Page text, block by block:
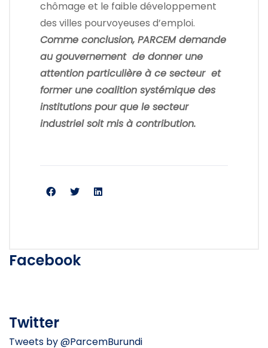
chômage et le faible développement
des villes pourvoyeuses d’emploi.
Comme conclusion, PARCEM demande
au gouvernement de donner une
attention particulière à ce secteur et
former une coalition systémique des
institutions pour que le secteur
industriel soit mis à contribution.
Facebook
Twitter
Tweets by @ParcemBurundi